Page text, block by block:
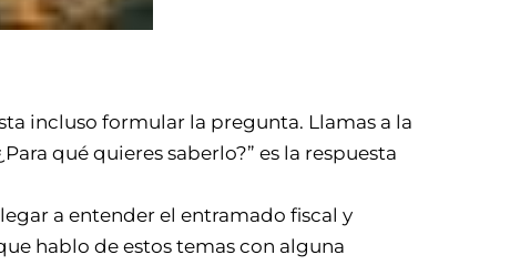
incluso formular la pregunta. Llamas a la
qué quieres saberlo?” es la respuesta
a entender el entramado fiscal y
hablo de estos temas con alguna